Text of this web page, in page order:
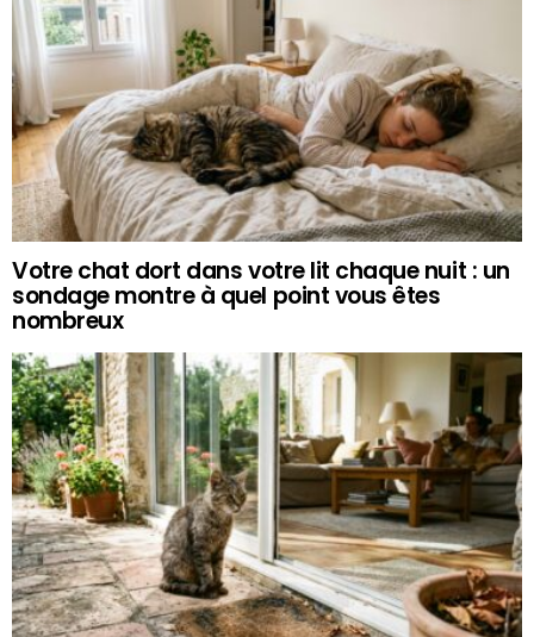
Votre chat dort dans votre lit chaque nuit : un
sondage montre à quel point vous êtes
nombreux